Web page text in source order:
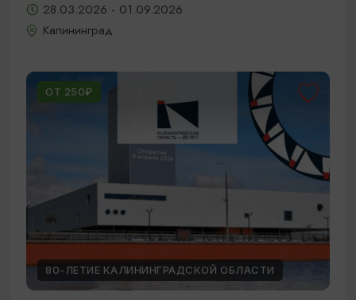
28.03.2026 - 01.09.2026
Калининград
ОТ 250₽
80-ЛЕТИЕ КАЛИНИНГРАДСКОЙ ОБЛАСТИ